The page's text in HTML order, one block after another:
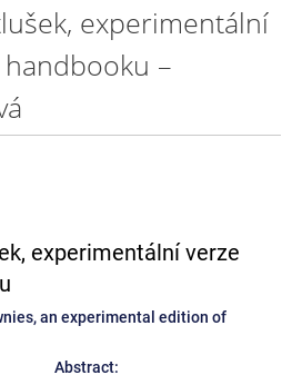
experimentální
–
experimentální verze
an experimental edition of
Abstract: